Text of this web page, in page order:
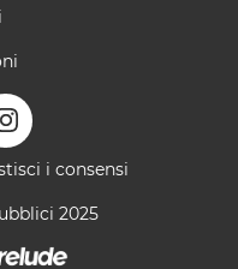
i consensi
2025